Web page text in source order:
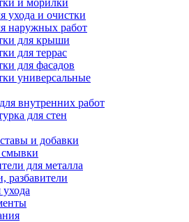
и морилки
ухода и очистки
наружных работ
для крыши
для террас
для фасадов
универсальные
внутренних работ
для стен
и добавки
для металла
разбавители
ухода